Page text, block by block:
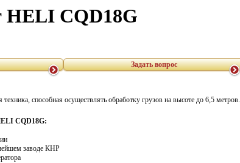
HELI CQD18G
Задать вопрос
техника, способная осуществлять обработку грузов на высоте до 6,5
CQD18G:
заводе КНР